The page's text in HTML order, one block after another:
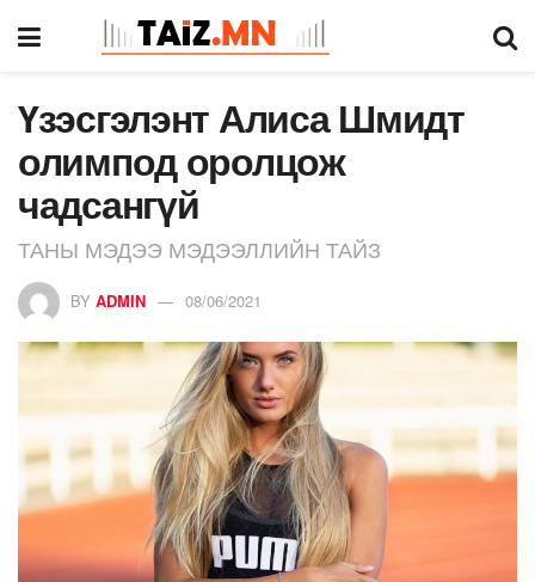
Үзэсгэлэнт Алиса Шмидт
олимпод оролцож
чадсангүй
ТАНЫ МЭДЭЭ МЭДЭЭЛЛИЙН ТАЙЗ
BY ADMIN 08/06/2021